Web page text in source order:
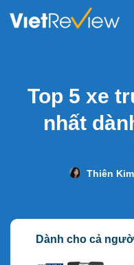
Top 5 xe
nhất
Thiên Kim
Dành cho cả